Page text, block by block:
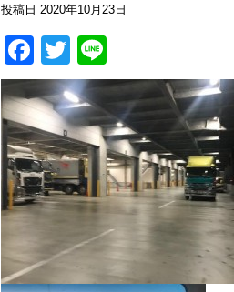
投稿日 2020年10月23日
Facebook
Twitter